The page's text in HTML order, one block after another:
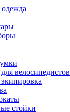
велосипедистов
стойки